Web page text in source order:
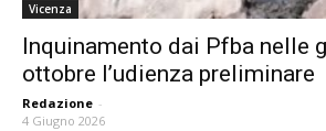
Vicenza
Inquinamento dai Pfba nelle
ottobre l’udienza preliminare
Redazione -
4 Giugno 2026